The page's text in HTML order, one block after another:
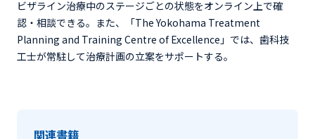
ビザライン治療中のステージごとの状態をオンライン上で確
認・相談できる。また、「The Yokohama Treatment
Planning and Training Centre of Excellence」では、歯科技
工士が常駐して治療計画の立案をサポートする。
関連書籍